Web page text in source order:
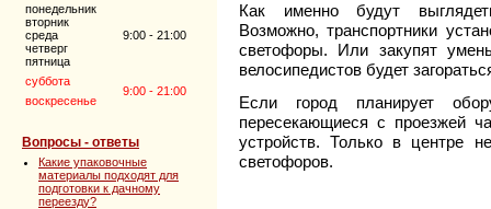
понедельник
вторник
среда
четверг
пятница
9:00 - 21:00
суббота
9:00 - 21:00
воскресенье
Вопросы - ответы
Какие упаковочные
материалы подходят для
подготовки к дачному
переезду?
Как именно будут
Возможно, транспортники
светофоры. Или закупят
велосипедистов будет
Если город планирует
пересекающиеся с проезжей
устройств. Только в центре
светофоров.